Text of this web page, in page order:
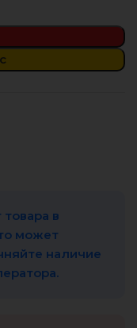
в
может
наличие